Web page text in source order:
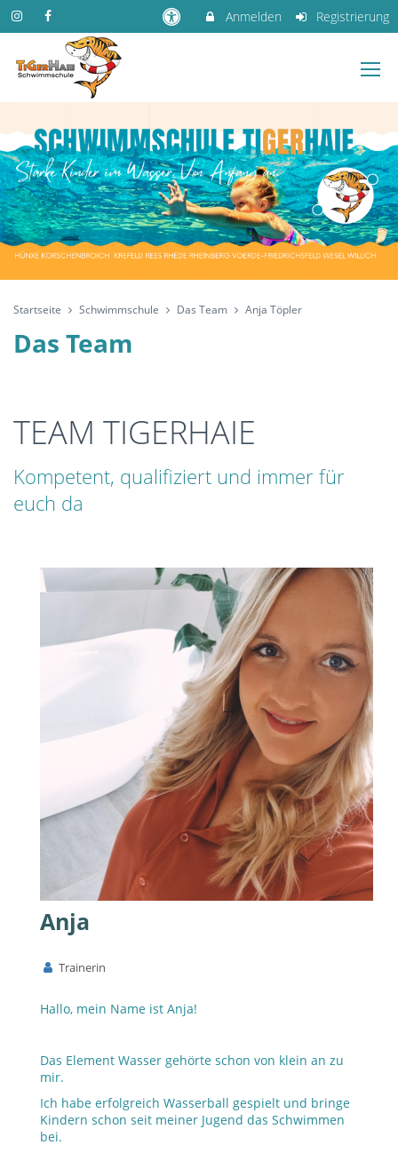
Anmelden Registrierung
Startseite Schwimmschule Das Team Anja Töpler
Das Team
TEAM TIGERHAIE
Kompetent, qualifiziert und immer für
euch da
Anja
Trainerin
Hallo, mein Name ist Anja!
Das Element Wasser gehörte schon von klein an zu
mir.
Ich habe erfolgreich Wasserball gespielt und bringe
Kindern schon seit meiner Jugend das Schwimmen
bei.